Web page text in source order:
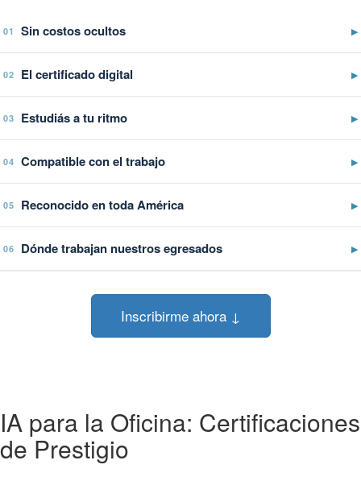
01 Sin costos ocultos ▶
02 El certificado digital ▶
03 Estudiás a tu ritmo ▶
04 Compatible con el trabajo ▶
05 Reconocido en toda América ▶
06 Dónde trabajan nuestros egresados ▶
Inscribirme ahora ↓
IA para la Oficina: Certificaciones
de Prestigio